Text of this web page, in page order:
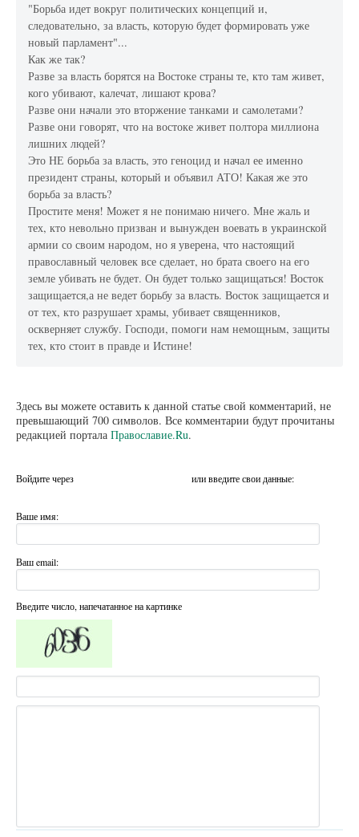
"Борьба идет вокруг политических концепций и,
следовательно, за власть, которую будет формировать уже
новый парламент"...
Как же так?
Разве за власть борятся на Востоке страны те, кто там живет,
кого убивают, калечат, лишают крова?
Разве они начали это вторжение танками и самолетами?
Разве они говорят, что на востоке живет полтора миллиона
лишних людей?
Это НЕ борьба за власть, это геноцид и начал ее именно
президент страны, который и объявил АТО! Какая же это
борьба за власть?
Простите меня! Может я не понимаю ничего. Мне жаль и
тех, кто невольно призван и вынужден воевать в украинской
армии со своим народом, но я уверена, что настоящий
православный человек все сделает, но брата своего на его
земле убивать не будет. Он будет только защищаться! Восток
защищается,а не ведет борьбу за власть. Восток защищается и
от тех, кто разрушает храмы, убивает священников,
оскверняет службу. Господи, помоги нам немощным, защиты
тех, кто стоит в правде и Истине!
Здесь вы можете оставить к данной статье свой комментарий, не
превышающий 700 символов. Все комментарии будут прочитаны
редакцией портала Православие.Ru.
Войдите через или введите свои данные:
Ваше имя:
Ваш email:
Введите число, напечатанное на картинке